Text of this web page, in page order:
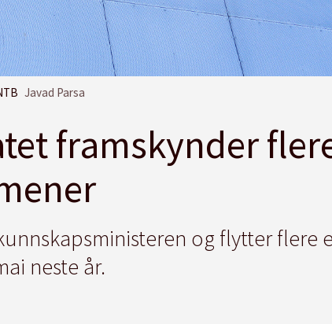
Javad Parsa
framskynder
og flytter flere
neste år.